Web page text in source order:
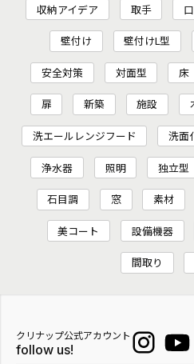
収納アイデア 取手
壁付け 壁付けL型
安全対策 対面型 床
扉 新築 施設
洗エールレンジフード 洗面
浄水器 照明 独立型
石目調 窓 素材
美コート 設備機器
間取り
クリナップ公式アカウント
follow us!